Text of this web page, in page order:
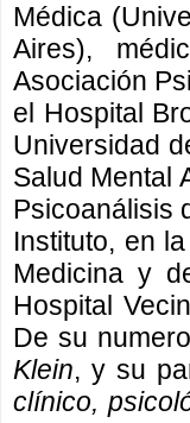
Médica
Aires),
Asociación
el Hospital
Universidad
Salud Mental
Psicoanálisis
Instituto, en
Medicina y
Hospital
De su
Klein, y su
clínico,